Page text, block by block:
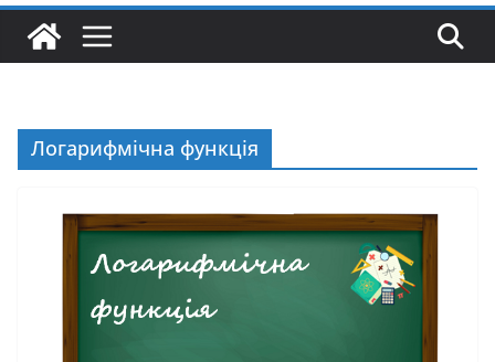
Логарифмічна функція